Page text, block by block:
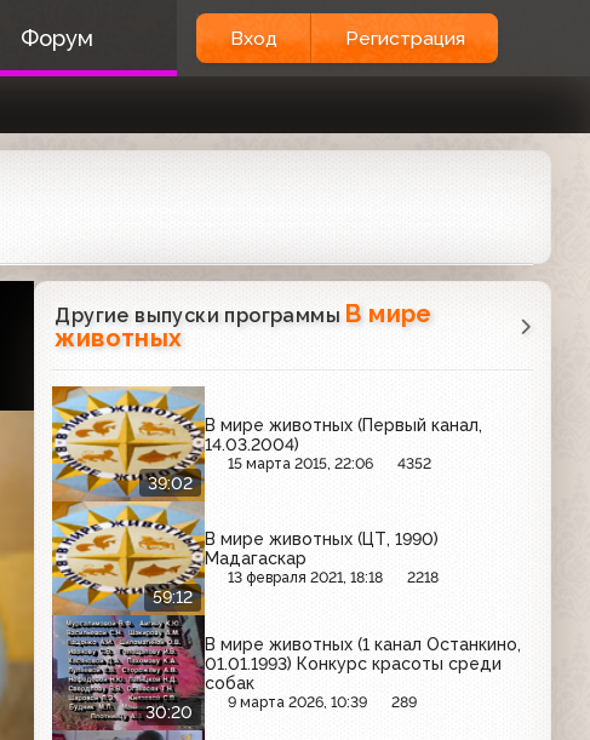
Форум Вход Регистрация
Другие выпуски программы В мире
животных
39:02
В мире животных (Первый канал,
14.03.2004)
15 марта 2015, 22:06 4352
59:12
В мире животных (ЦТ, 1990)
Мадагаскар
13 февраля 2021, 18:18 2218
30:20
В мире животных (1 канал Останкино,
01.01.1993) Конкурс красоты среди
собак
9 марта 2026, 10:39 289